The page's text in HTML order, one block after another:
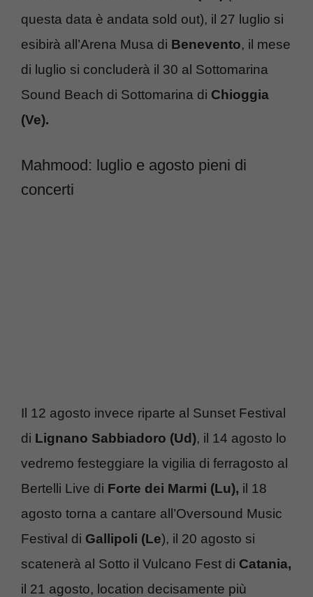
questa data è andata sold out), il 27 luglio si
esibirà all’Arena Musa di Benevento, il mese
di luglio si concluderà il 30 al Sottomarina
Sound Beach di Sottomarina di Chioggia
(Ve).
Mahmood: luglio e agosto pieni di
concerti
Il 12 agosto invece riparte al Sunset Festival
di Lignano Sabbiadoro (Ud), il 14 agosto lo
vedremo festeggiare la vigilia di ferragosto al
Bertelli Live di Forte dei Marmi (Lu), il 18
agosto torna a cantare all’Oversound Music
Festival di Gallipoli (Le), il 20 agosto si
scatenerà al Sotto il Vulcano Fest di Catania,
il 21 agosto, location decisamente più